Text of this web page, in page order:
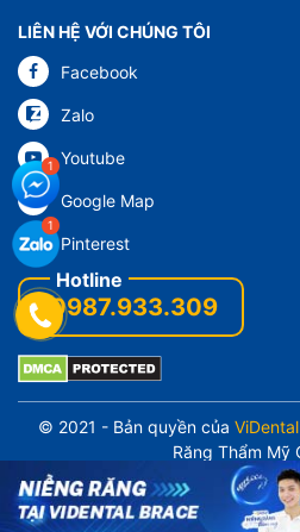
LIÊN HỆ VỚI CHÚNG TÔI
Facebook
Zalo
Youtube
Google Map
Pinterest
0987.933.309
© 2021 - Bản quyền của
Răng Thẩm Mỹ